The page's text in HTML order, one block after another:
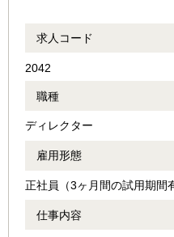
求人コード
2042
職種
ディレクター
雇用形態
正社員（3ヶ月間の試用期間
仕事内容